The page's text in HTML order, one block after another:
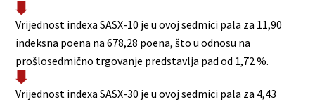
Vrijednost indexa SASX-10 je u ovoj sedmici pala za 11,90
indeksna poena na 678,28 poena, što u odnosu na
prošlosedmično trgovanje predstavlja pad od 1,72 %.
Vrijednost indexa SASX-30 je u ovoj sedmici pala za 4,43